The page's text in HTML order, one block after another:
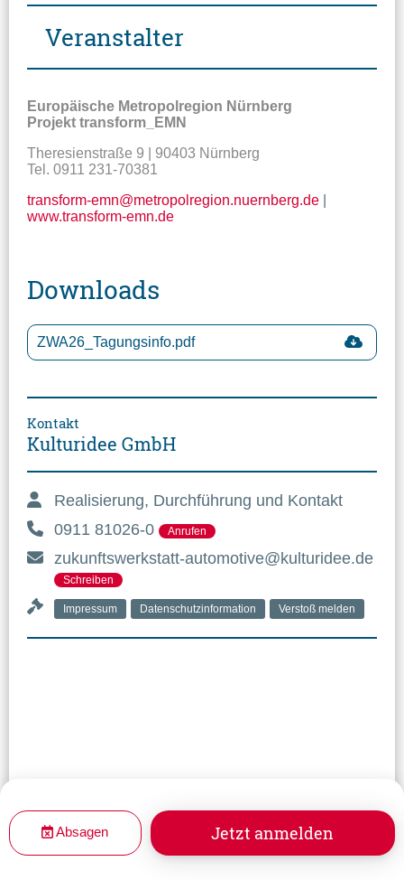
Veranstalter
Europäische Metropolregion Nürnberg
Projekt transform_EMN
Theresienstraße 9 | 90403 Nürnberg
Tel. 0911 231-70381
transform-emn@metropolregion.nuernberg.de
www.transform-emn.de
Downloads
ZWA26_Tagungsinfo.pdf
Kontakt
Kulturidee GmbH
Realisierung, Durchführung und Kontakt
0911 81026-0
Anrufen
zukunftswerkstatt-automotive@kulturidee.de
Schreiben
Impressum Datenschutzinformation Verstoß melden
Jetzt anmelden
Absagen